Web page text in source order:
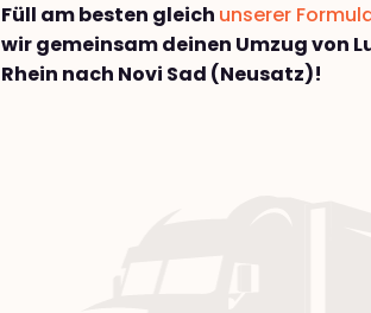
Füll am besten gleich unserer
wir gemeinsam deinen Umzug von
Rhein nach Novi Sad (Neusatz)!